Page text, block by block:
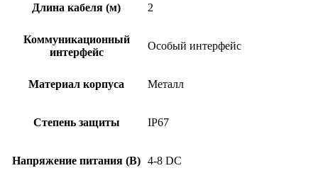
Длина кабеля (м) 2
Коммуникационный
интерфейс
Особый интерфейс
Материал корпуса Металл
Степень защиты IP67
Напряжение питания (В) 4-8 DC